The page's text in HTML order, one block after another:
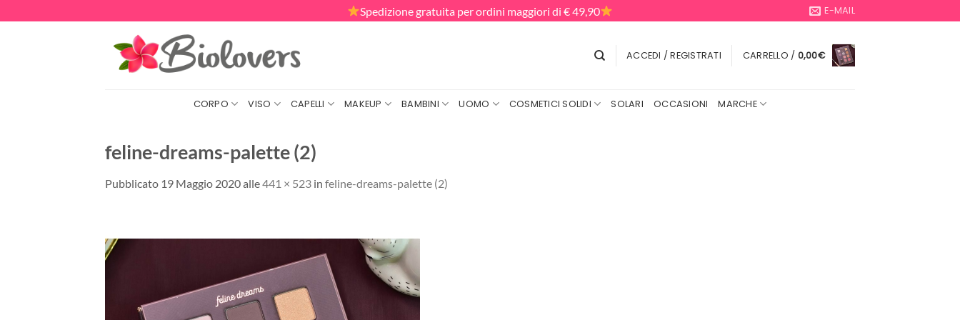
ai
Spedizione gratuita per ordini maggiori di € 49,90 E-MAIL
ACCEDI / REGISTRATI CARRELLO / 0,00€
CORPO VISO CAPELLI MAKEUP BAMBINI UOMO COSMETICI SOLIDI SOLARI OCCASIONI MARCHE
feline-dreams-palette (2)
Pubblicato 19 Maggio 2020alle441 × 523 in feline-dreams-palette (2)